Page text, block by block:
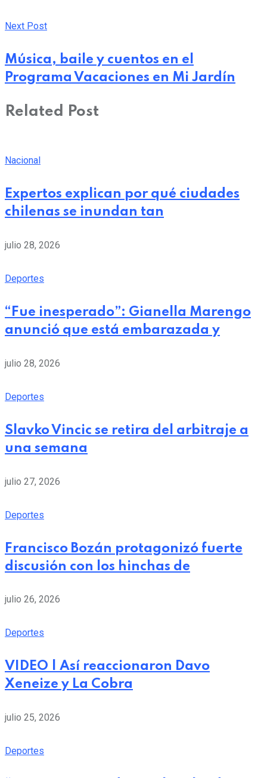
Next Post
Música, baile y cuentos en el
Programa Vacaciones en Mi Jardín
Related Post
Nacional
Expertos explican por qué ciudades
chilenas se inundan tan
julio 28, 2026
Deportes
“Fue inesperado”: Gianella Marengo
anunció que está embarazada y
julio 28, 2026
Deportes
Slavko Vincic se retira del arbitraje a
una semana
julio 27, 2026
Deportes
Francisco Bozán protagonizó fuerte
discusión con los hinchas de
julio 26, 2026
Deportes
VIDEO | Así reaccionaron Davo
Xeneize y La Cobra
julio 25, 2026
Deportes